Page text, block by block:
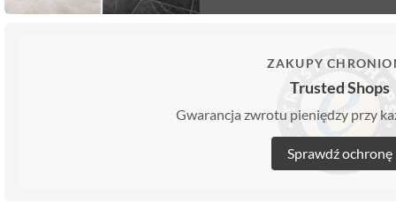
ZAKUPY
Trusted Shops
Gwarancja zwrotu pieniędzy przy
Sprawdź ochronę